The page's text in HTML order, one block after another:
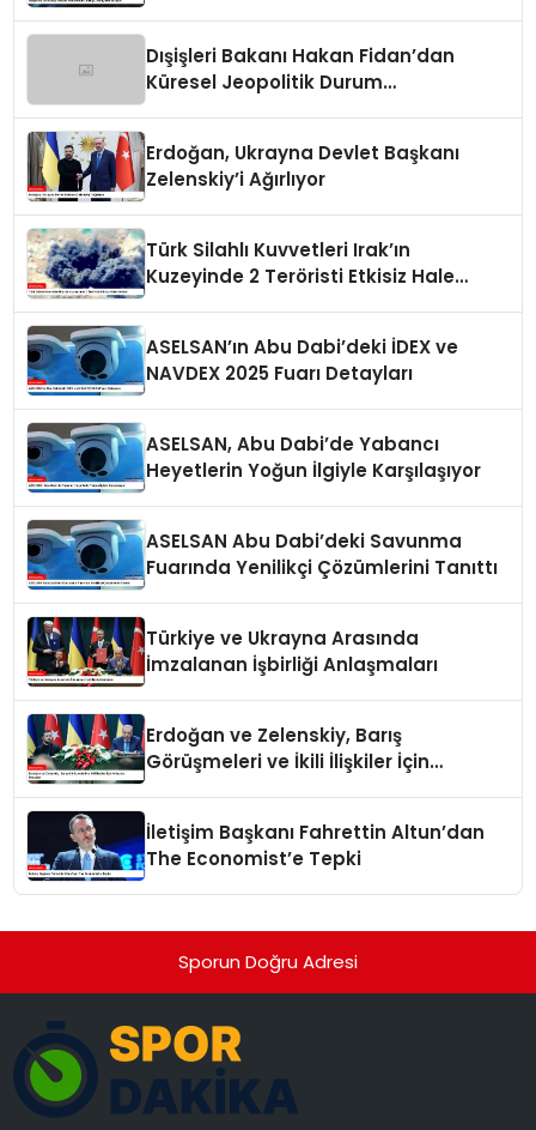
Dışişleri Bakanı Hakan Fidan’dan
Küresel Jeopolitik Durum
Erdoğan, Ukrayna Devlet Başkanı
Zelenskiy’i Ağırlıyor
Türk Silahlı Kuvvetleri Irak’ın
Kuzeyinde 2 Teröristi Etkisiz Hale
ASELSAN’ın Abu Dabi’deki İDEX ve
NAVDEX 2025 Fuarı Detayları
ASELSAN, Abu Dabi’de Yabancı
Heyetlerin Yoğun İlgiyle Karşılaşıyor
ASELSAN Abu Dabi’deki Savunma
Fuarında Yenilikçi Çözümlerini Tanıttı
Türkiye ve Ukrayna Arasında
İmzalanan İşbirliği Anlaşmaları
Erdoğan ve Zelenskiy, Barış
Görüşmeleri ve İkili İlişkiler İçin
İletişim Başkanı Fahrettin Altun’dan
The Economist’e Tepki
Sporun Doğru Adresi